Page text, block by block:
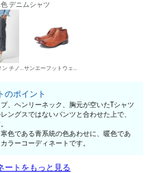
デニムシャツ
ビームス メン チノパン・綿パン サンエーフットウェア 短靴・レザーシューズ
のポイント
、ヘンリーネック、胸元が空いたTシャツ
ングスではないパンツと合わせた上で、
色である青系統の色あわせに、暖色であ
ラーコーディネートです。
ートをもっと見る